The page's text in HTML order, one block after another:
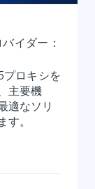
イダー：
プロキシを
主要機
適なソリ
。